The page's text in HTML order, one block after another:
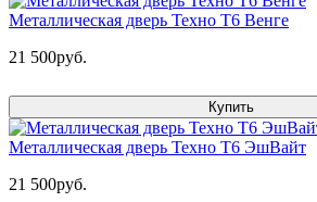
Металлическая дверь Техно Т6 Венге
21 500руб.
Купить
Металлическая дверь Техно Т6 ЭшВайт
21 500руб.